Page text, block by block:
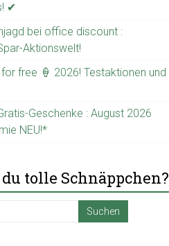
✔
bei office discount :
Aktionswelt!
free 🍦 2026! Testaktionen und
Geschenke : August 2026
NEU!*
tolle Schnäppchen?